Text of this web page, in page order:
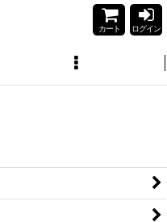
カート ログイン